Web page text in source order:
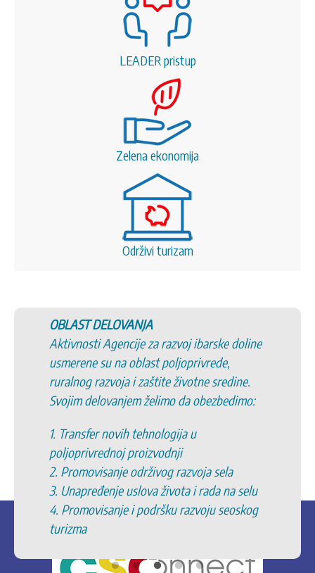
LEADER pristup
Zelena ekonomija
Održivi turizam
OBLAST DELOVANJA
Aktivnosti Agencije za razvoj ibarske doline
usmerene su na oblast poljoprivrede,
ruralnog razvoja i zaštite životne sredine.
Svojim delovanjem želimo da obezbedimo:
1. Transfer novih tehnologija u
poljoprivrednoj proizvodnji
2. Promovisanje održivog razvoja sela
3. Unapređenje uslova života i rada na selu
4. Promovisanje i podršku razvoju seoskog
turizma